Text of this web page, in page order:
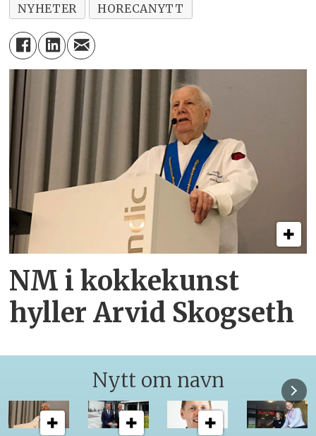
NYHETER
HORECANYTT
NM i kokkekunst
hyller Arvid Skogseth
Nytt om navn